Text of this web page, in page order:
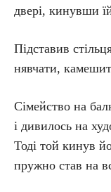
двері, кинувши
Підставив
нявчати,
Сімейство на
і дивилось на
Тоді той кинув
пружно став на